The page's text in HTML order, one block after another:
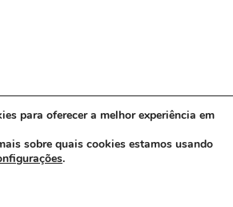
© 2026 www.ACORDA DF
para oferecer a melhor experiência em
sobre quais cookies estamos usando
.